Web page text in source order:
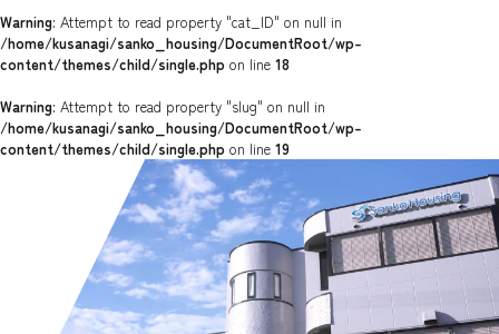
Warning: Attempt to read property "cat_ID" on null in
/home/kusanagi/sanko_housing/DocumentRoot/wp-
content/themes/child/single.php on line 18
Warning: Attempt to read property "slug" on null in
/home/kusanagi/sanko_housing/DocumentRoot/wp-
content/themes/child/single.php on line 19